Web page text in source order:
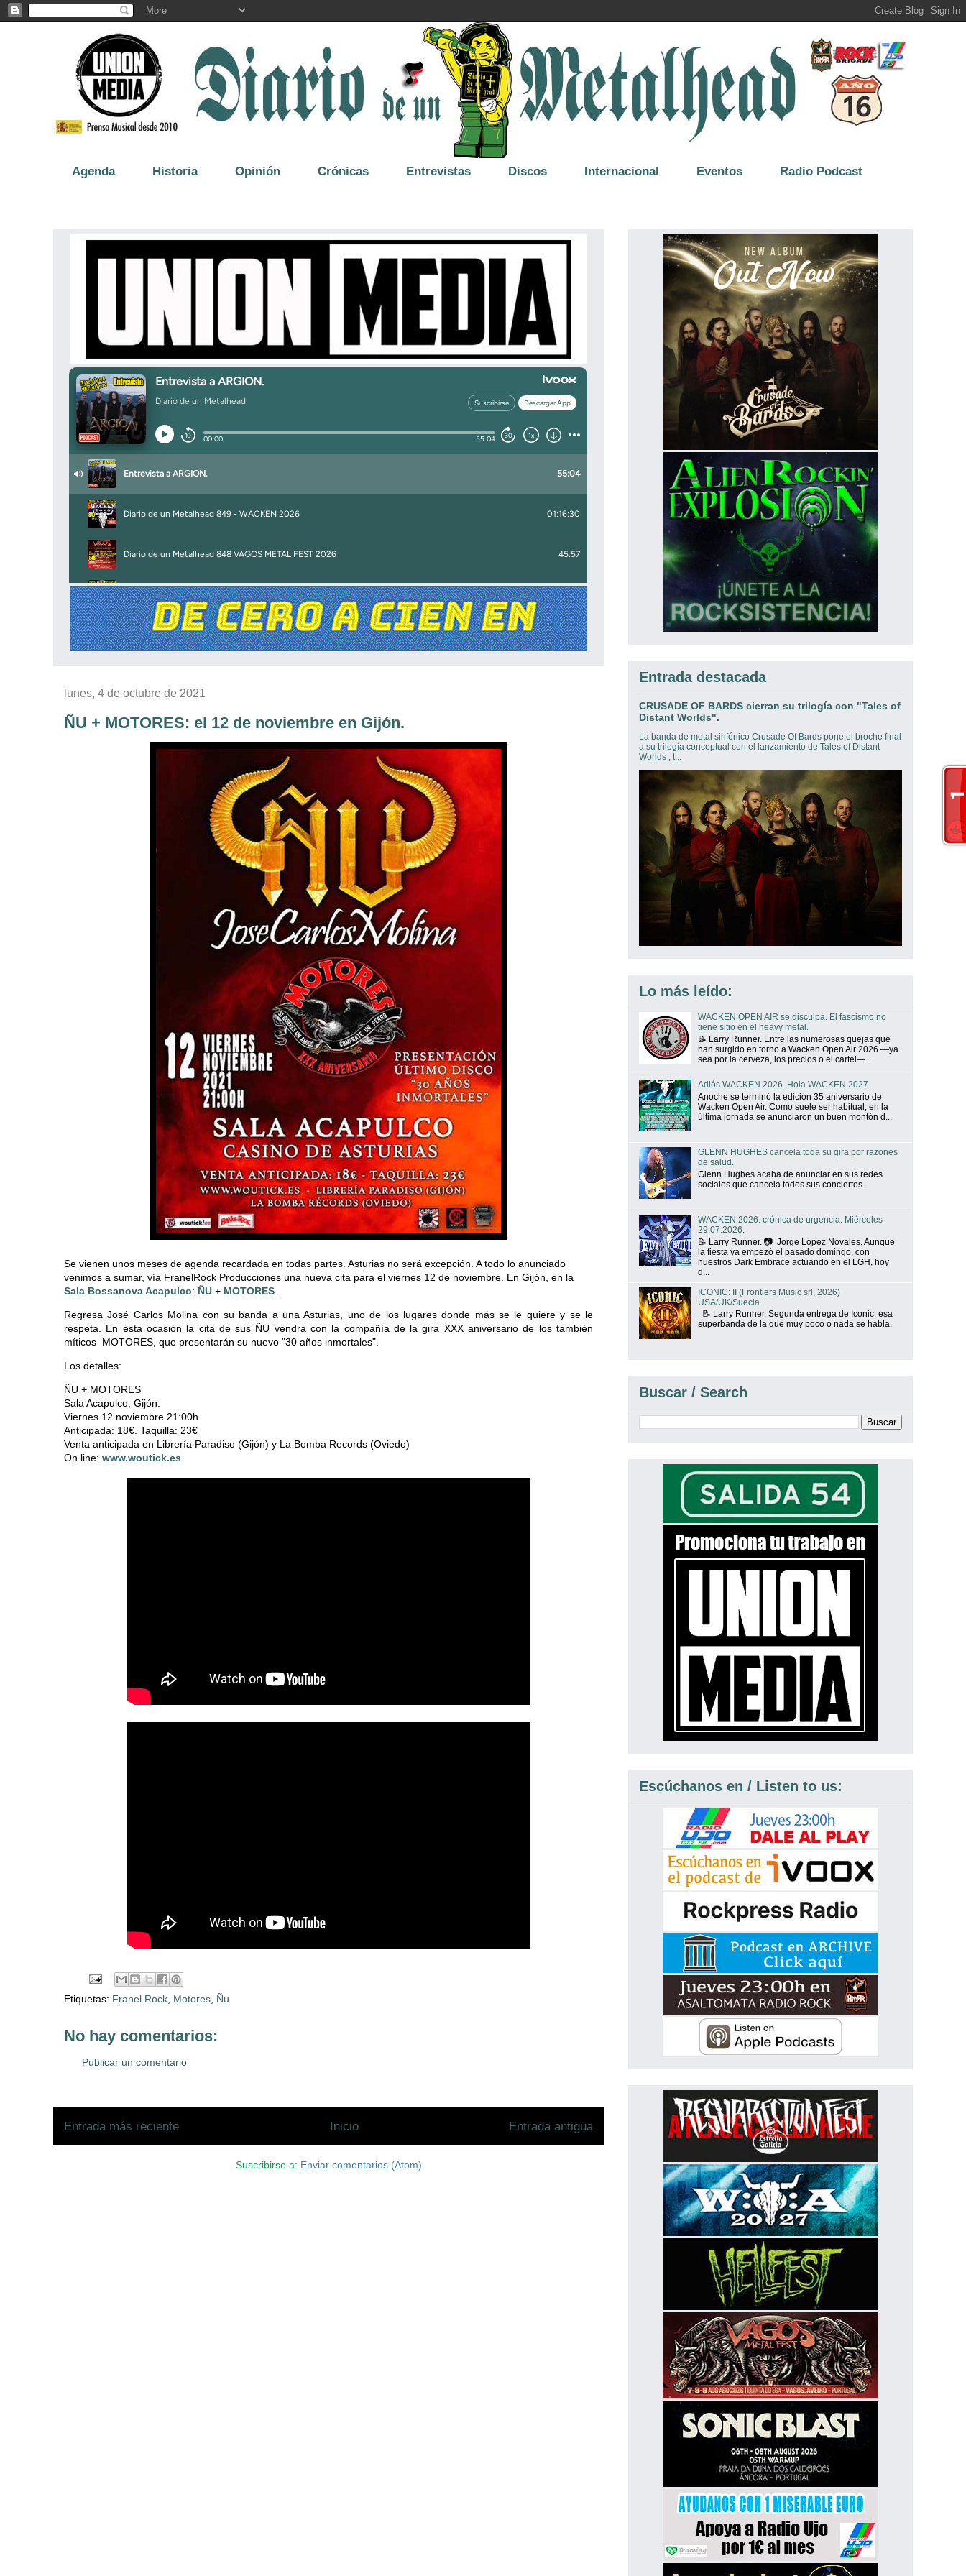
Agenda Historia Opinión Crónicas Entrevistas Discos Internacional Eventos Radio Podcast
lunes, 4 de octubre de 2021
ÑU + MOTORES: el 12 de noviembre en Gijón.
Se vienen unos meses de agenda recardada en todas partes. Asturias no será excepción. A todo lo anunciado
venimos a sumar, vía FranelRock Producciones una nueva cita para el viernes 12 de noviembre. En Gijón, en la
Sala Bossanova Acapulco: ÑU + MOTORES.
Regresa José Carlos Molina con su banda a una Asturias, uno de los lugares donde más se le quiere y se le
respeta. En esta ocasión la cita de sus ÑU vendrá con la compañía de la gira XXX aniversario de los también
míticos MOTORES, que presentarán su nuevo "30 años inmortales".
Los detalles:
ÑU + MOTORES
Sala Acapulco, Gijón.
Viernes 12 noviembre 21:00h.
Anticipada: 18€. Taquilla: 23€
Venta anticipada en Librería Paradiso (Gijón) y La Bomba Records (Oviedo)
On line: www.woutick.es
Etiquetas: Franel Rock, Motores, Ñu
No hay comentarios:
Publicar un comentario
Entrada más reciente Entrada antigua
Inicio
Suscribirse a: Enviar comentarios (Atom)
Entrada destacada
CRUSADE OF BARDS cierran su trilogía con "Tales of
Distant Worlds".
La banda de metal sinfónico Crusade Of Bards pone el broche final
a su trilogía conceptual con el lanzamiento de Tales of Distant
Worlds , t...
Lo más leído:
WACKEN OPEN AIR se disculpa. El fascismo no
tiene sitio en el heavy metal.
📝 Larry Runner. Entre las numerosas quejas que
han surgido en torno a Wacken Open Air 2026 —ya
sea por la cerveza, los precios o el cartel—...
Adiós WACKEN 2026. Hola WACKEN 2027.
Anoche se terminó la edición 35 aniversario de
Wacken Open Air. Como suele ser habitual, en la
última jornada se anunciaron un buen montón d...
GLENN HUGHES cancela toda su gira por razones
de salud.
Glenn Hughes acaba de anunciar en sus redes
sociales que cancela todos sus conciertos.
WACKEN 2026: crónica de urgencia. Miércoles
29.07.2026.
📝 Larry Runner. 📷 Jorge López Novales. Aunque
la fiesta ya empezó el pasado domingo, con
nuestros Dark Embrace actuando en el LGH, hoy
d...
ICONIC: II (Frontiers Music srl, 2026)
USA/UK/Suecia.
📝 Larry Runner. Segunda entrega de Iconic, esa
superbanda de la que muy poco o nada se habla.
Buscar / Search
Escúchanos en / Listen to us: